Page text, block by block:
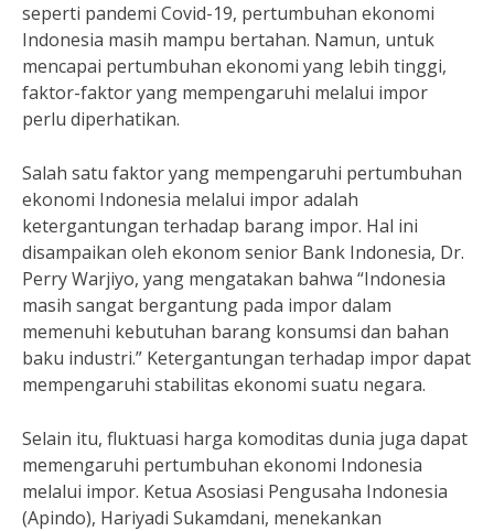
seperti pandemi Covid-19, pertumbuhan ekonomi
Indonesia masih mampu bertahan. Namun, untuk
mencapai pertumbuhan ekonomi yang lebih tinggi,
faktor-faktor yang mempengaruhi melalui impor
perlu diperhatikan.
Salah satu faktor yang mempengaruhi pertumbuhan
ekonomi Indonesia melalui impor adalah
ketergantungan terhadap barang impor. Hal ini
disampaikan oleh ekonom senior Bank Indonesia, Dr.
Perry Warjiyo, yang mengatakan bahwa “Indonesia
masih sangat bergantung pada impor dalam
memenuhi kebutuhan barang konsumsi dan bahan
baku industri.” Ketergantungan terhadap impor dapat
mempengaruhi stabilitas ekonomi suatu negara.
Selain itu, fluktuasi harga komoditas dunia juga dapat
memengaruhi pertumbuhan ekonomi Indonesia
melalui impor. Ketua Asosiasi Pengusaha Indonesia
(Apindo), Hariyadi Sukamdani, menekankan